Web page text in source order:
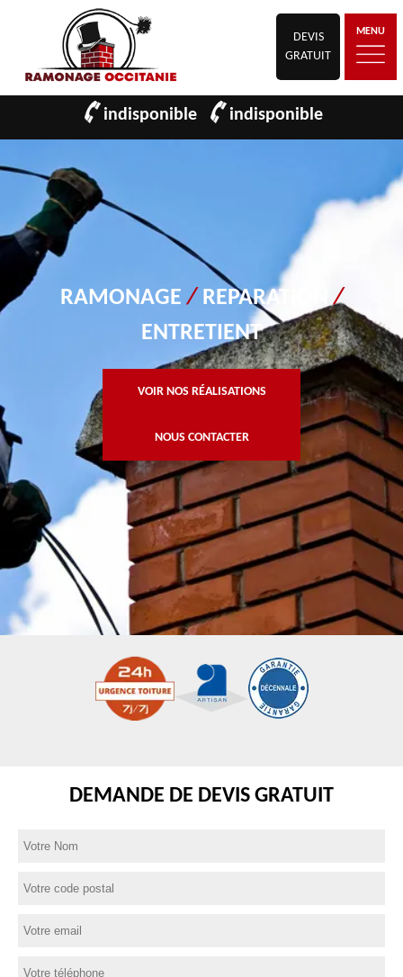
DEVIS
GRATUIT
MENU
indisponible indisponible
RAMONAGE/ REPARATION/
ENTRETIENT
VOIR NOS RÉALISATIONS
NOUS CONTACTER
DEMANDE DE DEVIS GRATUIT